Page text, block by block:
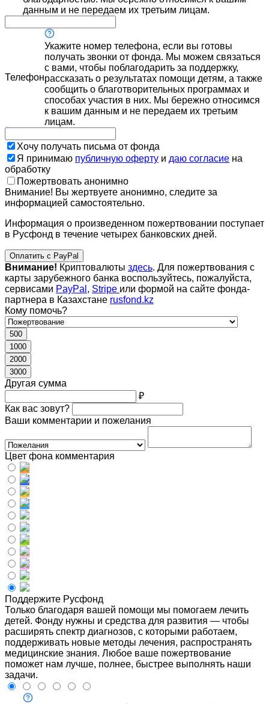
данным и не передаем их третьим лицам.
Телефон
Укажите номер телефона, если вы готовы
получать звонки от фонда. Мы можем связаться
с вами, чтобы поблагодарить за поддержку,
рассказать о результатах помощи детям, а также
сообщить о благотворительных программах и
способах участия в них. Мы бережно относимся
к вашим данным и не передаем их третьим
лицам.
Хочу получать письма от фонда
Я принимаю публичную оферту и даю согласие на
обработку
Пожертвовать анонимно
Внимание! Вы жертвуете анонимно, следите за
информацией самостоятельно.
Информация о произведенном пожертвовании поступает
в Русфонд в течение четырех банковских дней.
Оплатить с PayPal
Внимание! Криптовалюты здесь. Для пожертвования с
карты зарубежного банка воспользуйтесь, пожалуйста,
сервисами PayPal , Stripe или формой на сайте фонда-
партнера в Казахстане rusfond.kz
Кому помочь?
500
1000
2000
3000
Другая сумма
₽
Как вас зовут?
Ваши комментарии и пожелания
Цвет фона комментария
Поддержите Русфонд
Только благодаря вашей помощи мы помогаем лечить
детей. Фонду нужны и средства для развития — чтобы
расширять спектр диагнозов, с которыми работаем,
поддерживать новые методы лечения, распространять
медицинские знания. Любое ваше пожертвование
поможет нам лучше, полнее, быстрее выполнять наши
задачи.